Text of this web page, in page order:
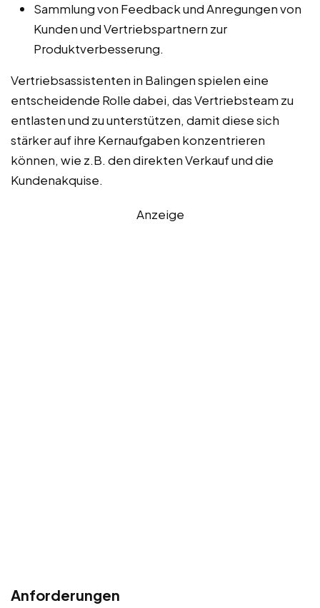
Sammlung von Feedback und Anregungen von
Kunden und Vertriebspartnern zur
Produktverbesserung.
Vertriebsassistenten in Balingen spielen eine
entscheidende Rolle dabei, das Vertriebsteam zu
entlasten und zu unterstützen, damit diese sich
stärker auf ihre Kernaufgaben konzentrieren
können, wie z.B. den direkten Verkauf und die
Kundenakquise.
Anzeige
Anforderungen